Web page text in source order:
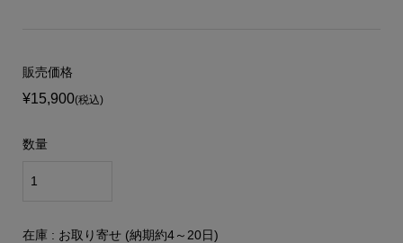
販売価格
¥15,900(税込)
数量
在庫 : お取り寄せ (納期約4～20日)